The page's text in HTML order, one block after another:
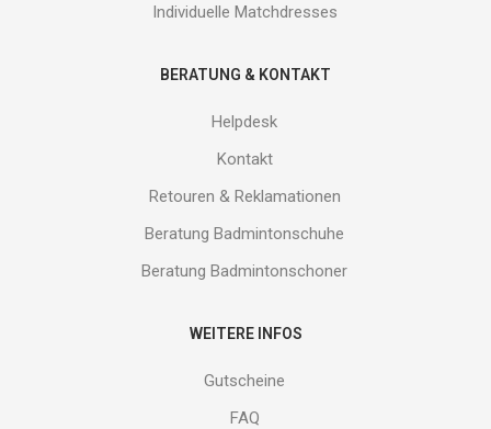
Individuelle Matchdresses
BERATUNG & KONTAKT
Helpdesk
Kontakt
Retouren & Reklamationen
Beratung Badmintonschuhe
Beratung Badmintonschoner
WEITERE INFOS
Gutscheine
FAQ